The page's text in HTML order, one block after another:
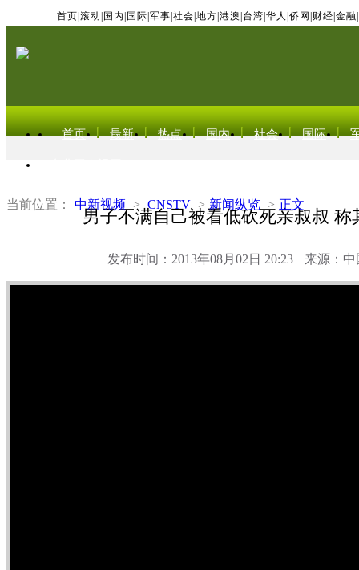
首页 滚动 国内 国际 军事 社会 地方 港澳 台湾 华人 侨网 财经 金融
首页 最新 热点 国内 社会 国际
当前位置： 中新视频 > CNSTV > 新闻纵览 > 正文
男子不满自己被看低砍死亲叔叔 称
发布时间：2013年08月02日 20:23 来源：中